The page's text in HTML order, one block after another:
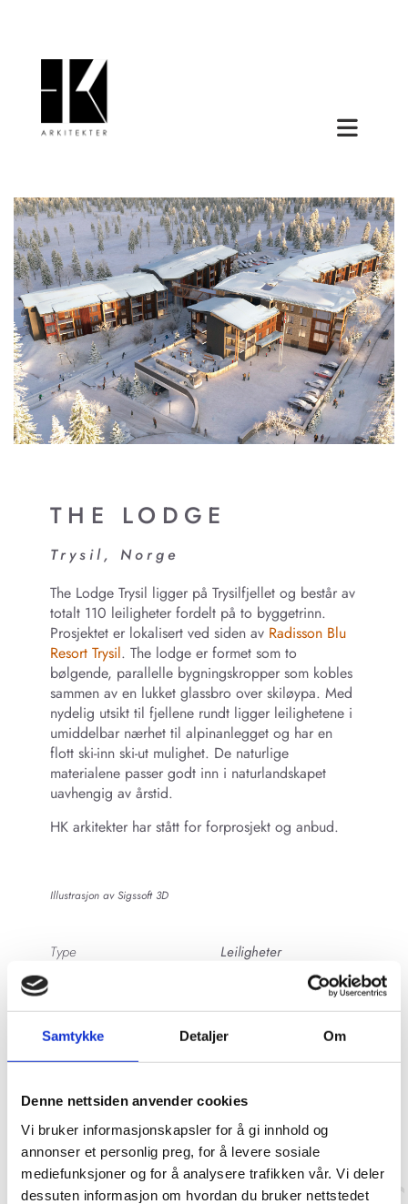
Samtykke Detaljer Om
Denne nettsiden anvender cookies
Vi bruker informasjonskapsler for å gi innhold og
annonser et personlig preg, for å levere sosiale
mediefunksjoner og for å analysere trafikken vår. Vi deler
dessuten informasjon om hvordan du bruker nettstedet
THE LODGE
Trysil, Norge
The Lodge Trysil ligger på Trysilfjellet og består av
totalt 110 leiligheter fordelt på to byggetrinn.
Prosjektet er lokalisert ved siden av Radisson Blu
Resort Trysil. The lodge er formet som to
bølgende, parallelle bygningskropper som kobles
sammen av en lukket glassbro over skiløypa. Med
nydelig utsikt til fjellene rundt ligger leilighetene i
umiddelbar nærhet til alpinanlegget og har en
flott ski-inn ski-ut mulighet. De naturlige
materialene passer godt inn i naturlandskapet
uavhengig av årstid.
HK arkitekter har stått for forprosjekt og anbud.
Illustrasjon av Sigssoft 3D
Type
Areal
Leiligheter
Ca. 7.500 m2 BRA